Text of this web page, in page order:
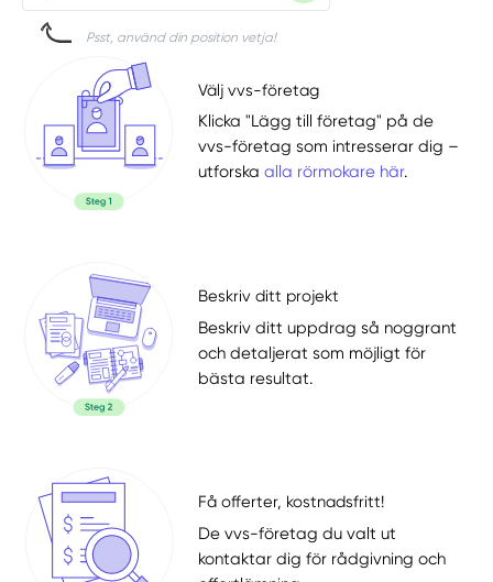
Psst, använd din position vetja!
Välj vvs-företag
Klicka "Lägg till företag" på de
vvs-företag som intresserar dig –
utforskaalla rörmokare här.
Beskriv ditt projekt
Beskriv ditt uppdrag så noggrant
och detaljerat som möjligt för
bästa resultat.
Få offerter, kostnadsfritt!
De vvs-företag du valt ut
kontaktar dig för rådgivning och